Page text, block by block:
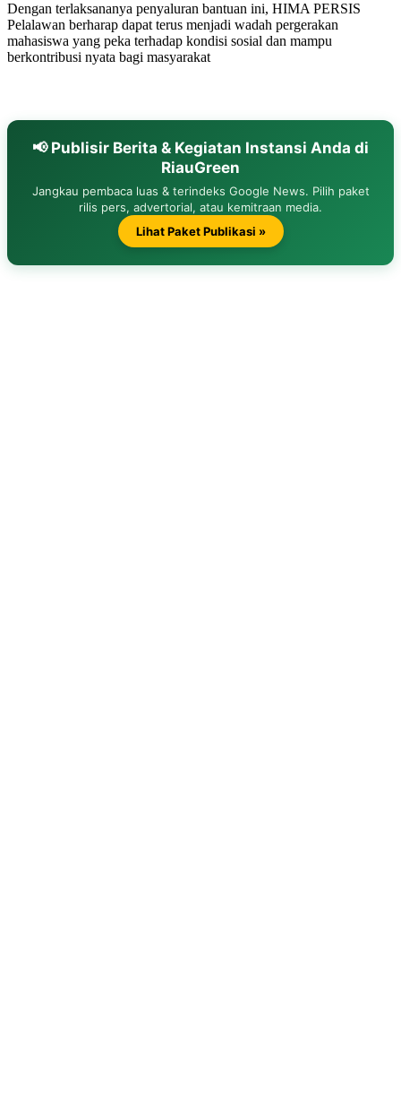
Dengan terlaksananya penyaluran bantuan ini, HIMA PERSIS
Pelalawan berharap dapat terus menjadi wadah pergerakan
mahasiswa yang peka terhadap kondisi sosial dan mampu
berkontribusi nyata bagi masyarakat
📢 Publisir Berita & Kegiatan Instansi Anda di
RiauGreen
Jangkau pembaca luas & terindeks Google News. Pilih paket
rilis pers, advertorial, atau kemitraan media.
Lihat Paket Publikasi »